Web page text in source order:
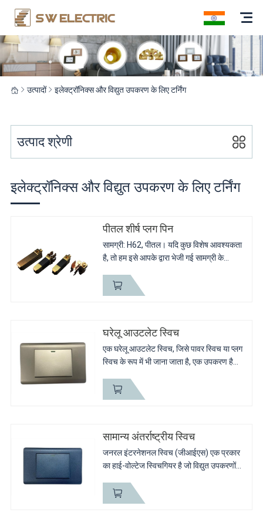
उत्पादों इलेक्ट्रॉनिक्स और विद्युत उपकरण के लिए टर्निंग
इलेक्ट्रॉनिक्स और विद्युत उपकरण के लिए टर्निंग
पीतल शीर्ष प्लग पिन
सामग्री: H62, पीतल। यदि कुछ विशेष आवश्यकता
है, तो हम इसे आपके द्वारा भेजी गई सामग्री के
फिनशेड भाग और अपशिष्ट सामग्री भेज देंगे। इसके
अलावा अपशिष्ट...
घरेलू आउटलेट स्विच
एक घरेलू आउटलेट स्विच, जिसे पावर स्विच या प्लग
स्विच के रूप में भी जाना जाता है, एक उपकरण है
विद्युत शक्ति के प्रवाह को नियंत्रित करने के लिए
डिज़ाइन किया...
सामान्य अंतर्राष्ट्रीय स्विच
जनरल इंटरनेशनल स्विच (जीआईएस) एक प्रकार
का हाई-वोल्टेज स्विचगियर है जो विद्युत उपकरणों
शक्ति प्रणालियों में व्यापक रूप से उपयोग किया
जाता है।...
उत्पाद श्रेणी